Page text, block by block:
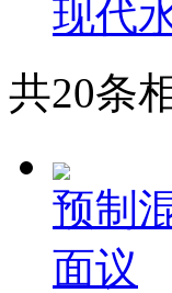
现代
共20条
预制
面议